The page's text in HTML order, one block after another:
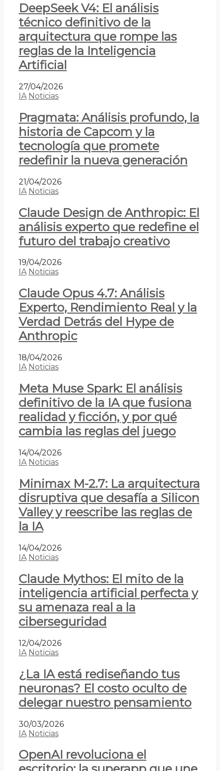
DeepSeek V4: El análisis
técnico definitivo de la
arquitectura que rompe las
reglas de la Inteligencia
Artificial
27/04/2026
IA Noticias
Pragmata: Análisis profundo, la
historia de Capcom y la
tecnología que promete
redefinir la nueva generación
21/04/2026
IA Noticias
Claude Design de Anthropic: El
análisis experto que redefine el
futuro del trabajo creativo
19/04/2026
IA Noticias
Claude Opus 4.7: Análisis
Experto, Rendimiento Real y la
Verdad Detrás del Hype de
Anthropic
18/04/2026
IA Noticias
Meta Muse Spark: El análisis
definitivo de la IA que fusiona
realidad y ficción, y por qué
cambia las reglas del juego
14/04/2026
IA Noticias
Minimax M-2.7: La arquitectura
disruptiva que desafía a Silicon
Valley y reescribe las reglas de
la IA
14/04/2026
IA Noticias
Claude Mythos: El mito de la
inteligencia artificial perfecta y
su amenaza real a la
ciberseguridad
12/04/2026
IA Noticias
¿La IA está rediseñando tus
neuronas? El costo oculto de
delegar nuestro pensamiento
30/03/2026
IA Noticias
OpenAI revoluciona el